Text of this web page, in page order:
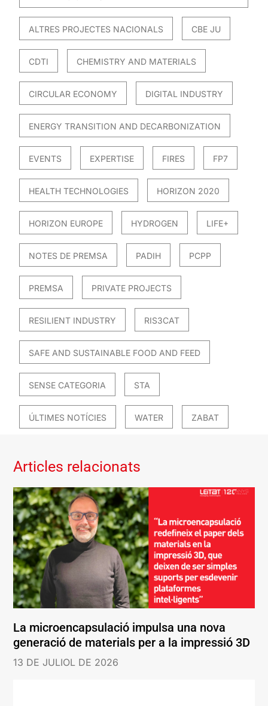
ALTRES PROJECTES NACIONALS CBE JU
CDTI CHEMISTRY AND MATERIALS
CIRCULAR ECONOMY DIGITAL INDUSTRY
ENERGY TRANSITION AND DECARBONIZATION
EVENTS EXPERTISE FIRES FP7
HEALTH TECHNOLOGIES HORIZON 2020
HORIZON EUROPE HYDROGEN LIFE+
NOTES DE PREMSA PADIH PCPP
PREMSA PRIVATE PROJECTS
RESILIENT INDUSTRY RIS3CAT
SAFE AND SUSTAINABLE FOOD AND FEED
SENSE CATEGORIA STA
ÚLTIMES NOTÍCIES WATER ZABAT
Articles relacionats
La microencapsulació impulsa una nova
generació de materials per a la impressió 3D
13 DE JULIOL DE 2026